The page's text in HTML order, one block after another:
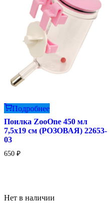
Подробнее
Поилка ZooOne 450 мл
7,5х19 см (РОЗОВАЯ) 22653-
03
650 ₽
Нет в наличии